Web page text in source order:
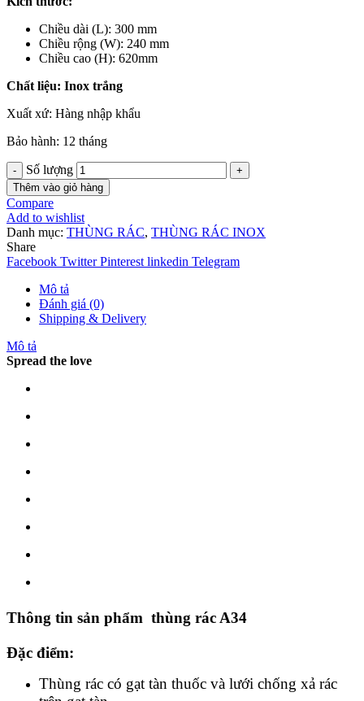
Chiều dài (L): 300 mm
Chiều rộng (W): 240 mm
Chiều cao (H): 620mm
Chất liệu: Inox trắng
Xuất xứ: Hàng nhập khẩu
Bảo hành: 12 tháng
Số lượng
Thêm vào giỏ hàng
Compare
Add to wishlist
Danh mục: THÙNG RÁC, THÙNG RÁC INOX
Share
Facebook Twitter Pinterest linkedin Telegram
Mô tả
Đánh giá (0)
Shipping & Delivery
Mô tả
Spread the love
Thông tin sản phẩm thùng rác A34
Đặc điểm:
Thùng rác có gạt tàn thuốc và lưới chống xả rác